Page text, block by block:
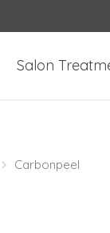
Salon
Carbonpeel